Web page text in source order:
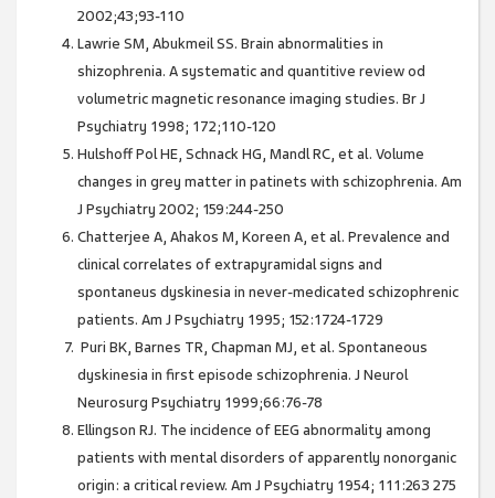
2002;43;93-110
Lawrie SM, Abukmeil SS. Brain abnormalities in
shizophrenia. A systematic and quantitive review od
volumetric magnetic resonance imaging studies. Br J
Psychiatry 1998; 172;110-120
Hulshoff Pol HE, Schnack HG, Mandl RC, et al. Volume
changes in grey matter in patinets with schizophrenia. Am
J Psychiatry 2002; 159:244-250
Chatterjee A, Ahakos M, Koreen A, et al. Prevalence and
clinical correlates of extrapyramidal signs and
spontaneus dyskinesia in never-medicated schizophrenic
patients. Am J Psychiatry 1995; 152:1724-1729
Puri BK, Barnes TR, Chapman MJ, et al. Spontaneous
dyskinesia in first episode schizophrenia. J Neurol
Neurosurg Psychiatry 1999;66:76-78
Ellingson RJ. The incidence of EEG abnormality among
patients with mental disorders of apparently nonorganic
origin: a critical review. Am J Psychiatry 1954; 111:263 275